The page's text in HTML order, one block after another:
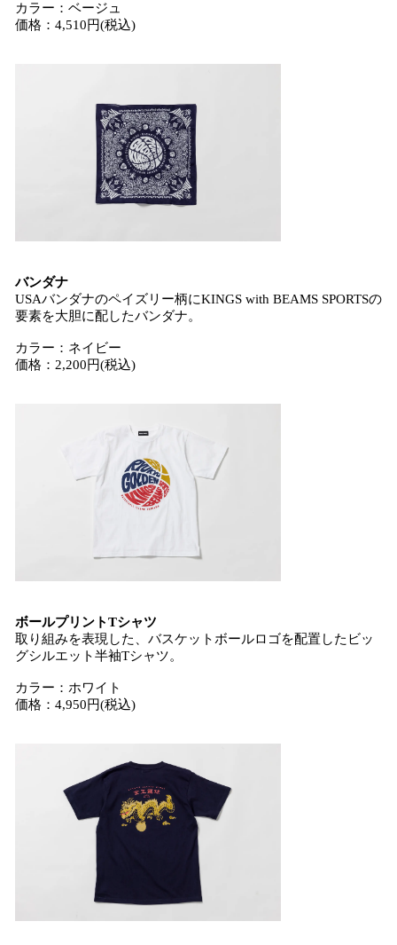
カラー：ベージュ
価格：4,510円(税込)
バンダナ
USAバンダナのペイズリー柄にKINGS with BEAMS SPORTSの
要素を大胆に配したバンダナ。
カラー：ネイビー
価格：2,200円(税込)
ボールプリントTシャツ
取り組みを表現した、バスケットボールロゴを配置したビッ
グシルエット半袖Tシャツ。
カラー：ホワイト
価格：4,950円(税込)